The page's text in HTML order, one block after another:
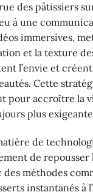
des pâtissiers
à une
immersives,
et la texture
l’envie et
Cette
pour accroître la
plus
de
de repousser
des méthodes
instantanés à